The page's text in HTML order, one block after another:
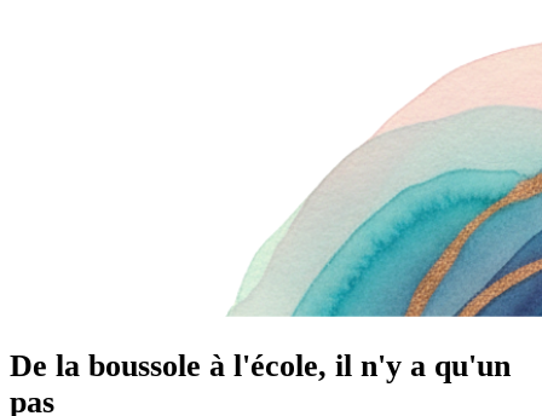
De la boussole à l'école, il n'y a qu'un
pas